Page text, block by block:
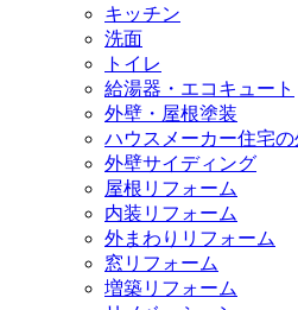
キッチン
洗面
トイレ
給湯器・エコキュート
外壁・屋根塗装
ハウスメーカー住宅
外壁サイディング
屋根リフォーム
内装リフォーム
外まわりリフォーム
窓リフォーム
増築リフォーム